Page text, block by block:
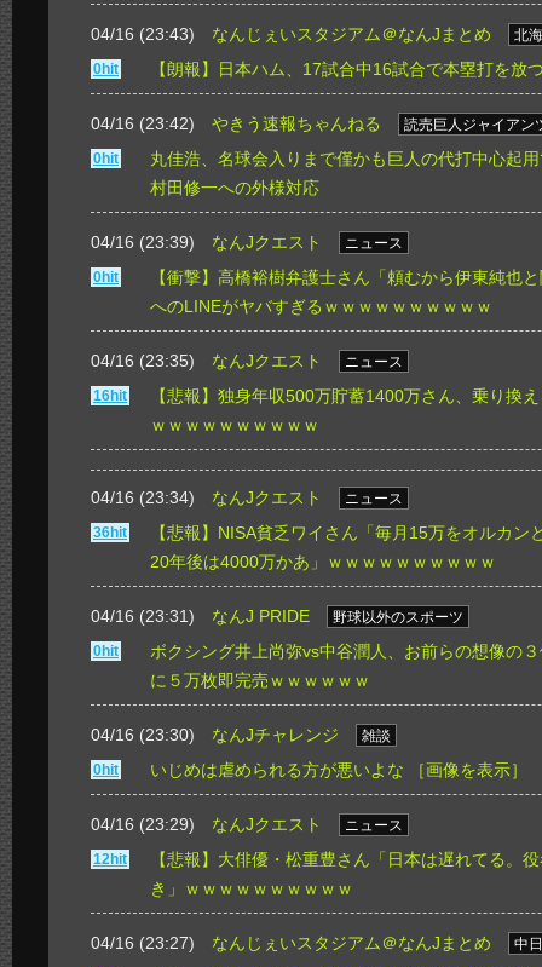
04/16 (23:43) なんじぇいスタジアム＠なんJまとめ
北
0hit
【朗報】日本ハム、17試合中16試合で本塁打を放
04/16 (23:42) やきう速報ちゃんねる
読売巨人ジャイアン
0hit
丸佳浩、名球会入りまで僅かも巨人の代打中心起
村田修一への外様対応
04/16 (23:39) なんJクエスト
ニュース
0hit
【衝撃】高橋裕樹弁護士さん「頼むから伊東純也
へのLINEがヤバすぎるｗｗｗｗｗｗｗｗｗｗ
04/16 (23:35) なんJクエスト
ニュース
16hit
【悲報】独身年収500万貯蓄1400万さん、乗り換
ｗｗｗｗｗｗｗｗｗｗ
04/16 (23:34) なんJクエスト
ニュース
36hit
【悲報】NISA貧乏ワイさん「毎月15万をオルカ
20年後は4000万かあ」ｗｗｗｗｗｗｗｗｗｗ
04/16 (23:31) なんJ PRIDE
野球以外のスポーツ
0hit
ボクシング井上尚弥vs中谷潤人、お前らの想像の
に５万枚即完売ｗｗｗｗｗｗ
04/16 (23:30) なんJチャレンジ
雑談
0hit
いじめは虐められる方が悪いよな ［画像を表示］
04/16 (23:29) なんJクエスト
ニュース
12hit
【悲報】大俳優・松重豊さん「日本は遅れてる。
き」ｗｗｗｗｗｗｗｗｗｗ
04/16 (23:27) なんじぇいスタジアム＠なんJまとめ
中